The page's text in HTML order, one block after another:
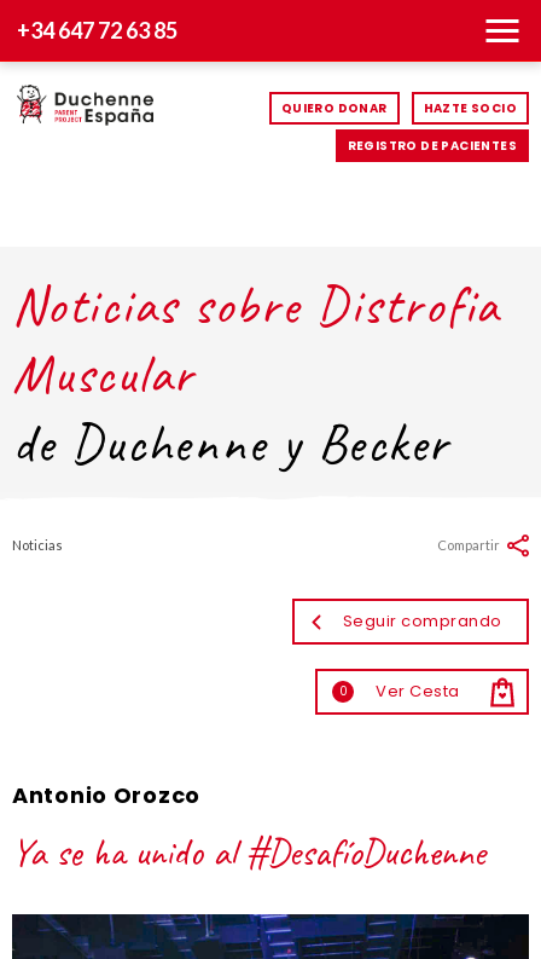
+34 647 72 63 85
QUIERO DONAR HAZTE SOCIO
REGISTRO DE PACIENTES
Noticias sobre Distrofia
Muscular
de Duchenne y Becker
Noticias
Seguir comprando
0 Ver Cesta
Compartir
Antonio Orozco
Ya se ha unido al #DesafíoDuchenne